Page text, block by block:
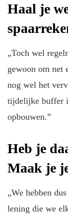
Haal je
„Toch wel
gewoon om net
nog wel het
tijdelijke buffer
opbouwen.”
Heb je
Maak je
„We hebben
lening die we